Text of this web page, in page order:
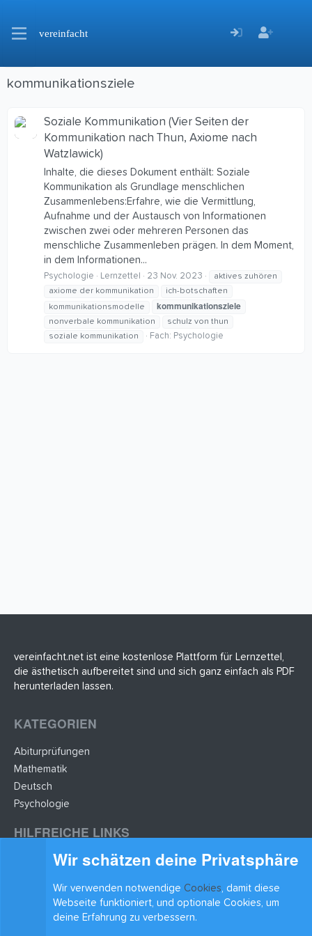
vereinfacht
kommunikationsziele
Soziale Kommunikation (Vier Seiten der
Kommunikation nach Thun, Axiome nach
Watzlawick)
Inhalte, die dieses Dokument enthält: Soziale
Kommunikation als Grundlage menschlichen
Zusammenlebens:Erfahre, wie die Vermittlung,
Aufnahme und der Austausch von Informationen
zwischen zwei oder mehreren Personen das
menschliche Zusammenleben prägen. In dem Moment,
in dem Informationen...
Psychologie Lernzettel 23 Nov. 2023
aktives zuhören
axiome der kommunikation
ich-botschaften
kommunikationsmodelle
kommunikationsziele
nonverbale kommunikation
schulz von thun
soziale kommunikation
Fach: Psychologie
vereinfacht.net ist eine kostenlose Plattform für Lernzettel,
die ästhetisch aufbereitet sind und sich ganz einfach als PDF
herunterladen lassen.
KATEGORIEN
Abiturprüfungen
Mathematik
Deutsch
Psychologie
HILFREICHE LINKS
Lernzettel hochladen
BLEIB AUF DEM LAUFENDEN
Wir schätzen deine Privatsphäre
Wir verwenden notwendige Cookies, damit diese
Webseite funktioniert, und optionale Cookies, um
deine Erfahrung zu verbessern.